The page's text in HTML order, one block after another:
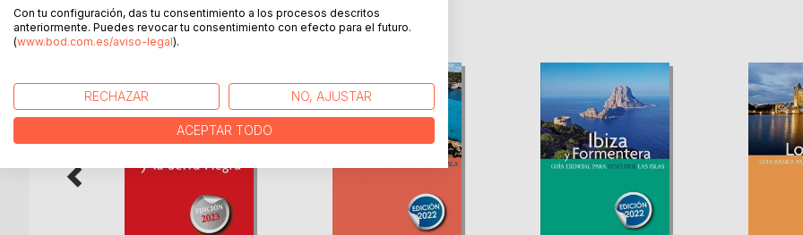
MÁS TÍTULOS DEBoD
Con tu configuración, das tu consentimiento a los procesos descritos
anteriormente. Puedes revocar tu consentimiento con efecto para el futuro.
(www.bod.com.es/aviso-legal).
RECHAZAR NO, AJUSTAR
ACEPTAR TODO